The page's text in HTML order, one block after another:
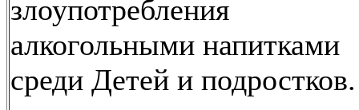
злоупотребления
алкогольными напитками
среди Детей и подростков.